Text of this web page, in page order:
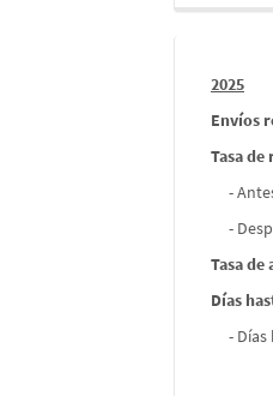
2025
Envíos
Tasa de
-
-
Tasa de
Días
- Días